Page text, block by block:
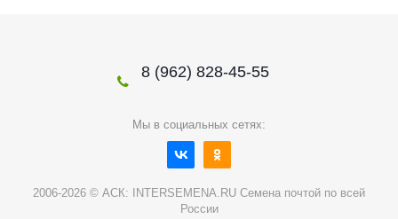
8 (962) 828-45-55
Мы в социальных сетях:
2006-2026 © АСК: INTERSEMENA.RU Семена почтой по всей
России